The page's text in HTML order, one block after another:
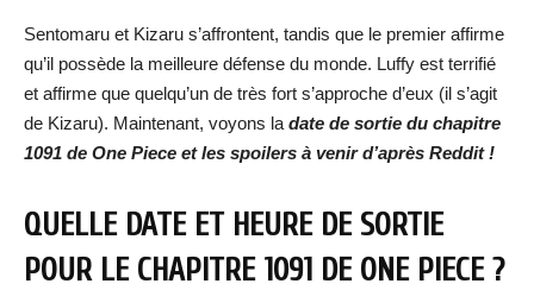
Sentomaru et Kizaru s’affrontent, tandis que le premier affirme
qu’il possède la meilleure défense du monde. Luffy est terrifié
et affirme que quelqu’un de très fort s’approche d’eux (il s’agit
de Kizaru). Maintenant, voyons la date de sortie du chapitre
1091 de One Piece et les spoilers à venir d’après Reddit !
QUELLE DATE ET HEURE DE SORTIE
POUR LE CHAPITRE 1091 DE ONE PIECE ?